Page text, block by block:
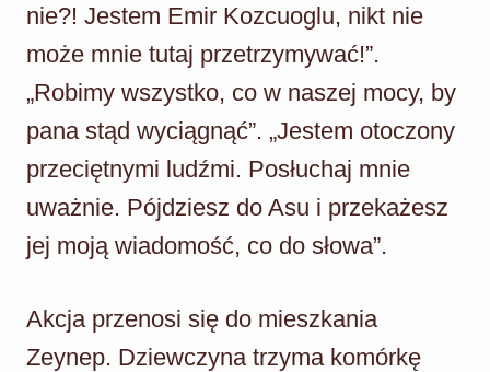
nie?! Jestem Emir Kozcuoglu, nikt nie
może mnie tutaj przetrzymywać!”.
„Robimy wszystko, co w naszej mocy, by
pana stąd wyciągnąć”. „Jestem otoczony
przeciętnymi ludźmi. Posłuchaj mnie
uważnie. Pójdziesz do Asu i przekażesz
jej moją wiadomość, co do słowa”.
Akcja przenosi się do mieszkania
Zeynep. Dziewczyna trzyma komórkę